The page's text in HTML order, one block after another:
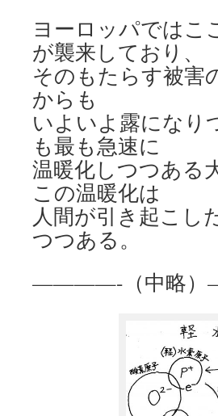
ヨーロッパではこ
が襲来しており、
そのもたらす被害
からも
いよいよ露になり
も最も急速に
温暖化しつつある
この温暖化は
人間が引き起こし
つつある。
————-（中略